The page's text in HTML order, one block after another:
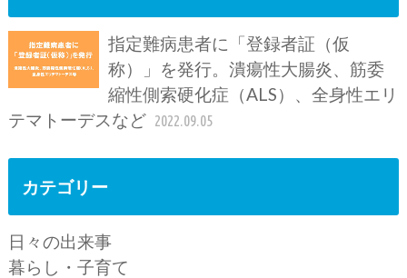
指定難病患者に「登録者証（仮
称）」を発行。潰瘍性大腸炎、筋委
縮性側索硬化症（ALS）、全身性エリ
テマトーデスなど 2022.09.05
カテゴリー
日々の出来事
暮らし・子育て